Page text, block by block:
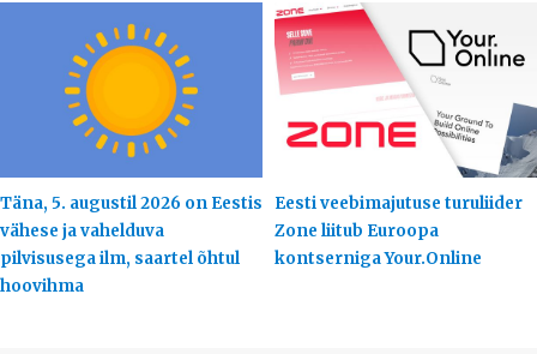
Täna, 5. augustil 2026 on Eestis
vähese ja vahelduva
pilvisusega ilm, saartel õhtul
hoovihma
Eesti veebimajutuse turuliider
Zone liitub Euroopa
kontserniga Your.Online